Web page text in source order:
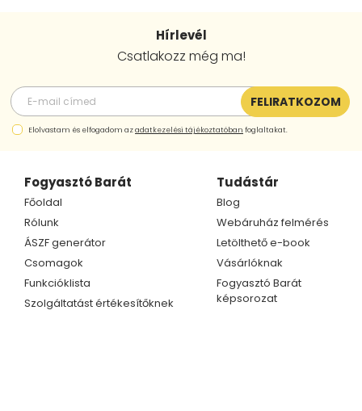
Fogyasztó Barát
Főoldal
Rólunk
ÁSZF generátor
Csomagok
Funkcióklista
Szolgáltatást értékesítőknek
Tudástár
Blog
Webáruház felmérés
Letölthető e-book
Vásárlóknak
Fogyasztó Barát
képsorozat
Hírlevél
Csatlakozz még ma!
FELIRATKOZOM
Elolvastam és elfogadom azadatkezelési tájékoztatóban foglaltakat.